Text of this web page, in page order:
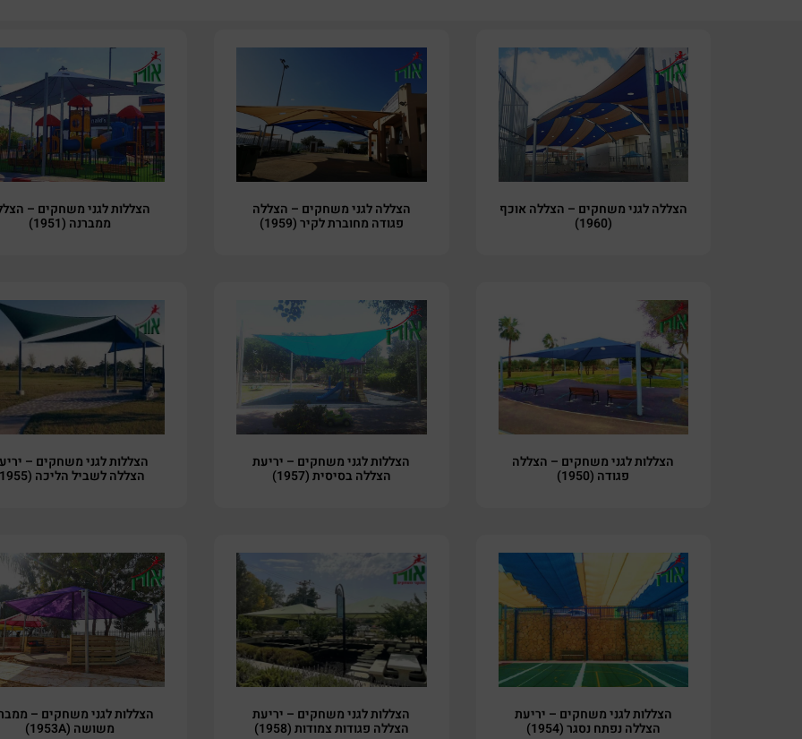
הצללה לגני משחקים – הצללה אוכף
(1960)
הצללה לגני משחקים – הצללה
פגודה מחוברת לקיר (1959)
הצללות לגני משחקים –
ממברנה (1951)
הצללות לגני משחקים – הצללה
פגודה (1950)
הצללות לגני משחקים – יריעת
הצללה בסיסית (1957)
הצללות לגני משחקים –
הצללה לשביל הליכה (1955)
הצללות לגני משחקים – יריעת
הצללה נפתח נסגר (1954)
הצללות לגני משחקים – יריעת
הצללה פגודות צמודות (1958)
הצללות לגני משחקים –
משושה (1953A)